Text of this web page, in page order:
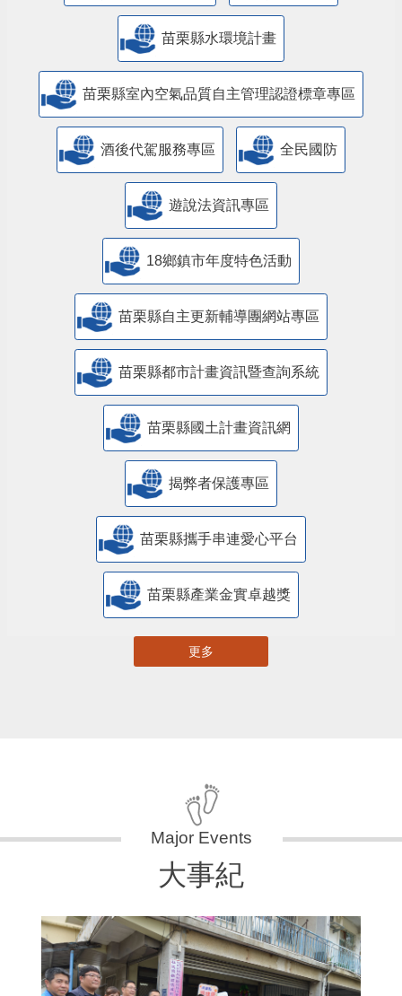
苗栗縣水環境計畫
苗栗縣室內空氣品質自主管理認證標章專區
酒後代駕服務專區 全民國防
遊說法資訊專區
18鄉鎮市年度特色活動
苗栗縣自主更新輔導團網站專區
苗栗縣都市計畫資訊暨查詢系統
苗栗縣國土計畫資訊網
揭弊者保護專區
苗栗縣攜手串連愛心平台
苗栗縣產業金實卓越獎
更多
大事紀